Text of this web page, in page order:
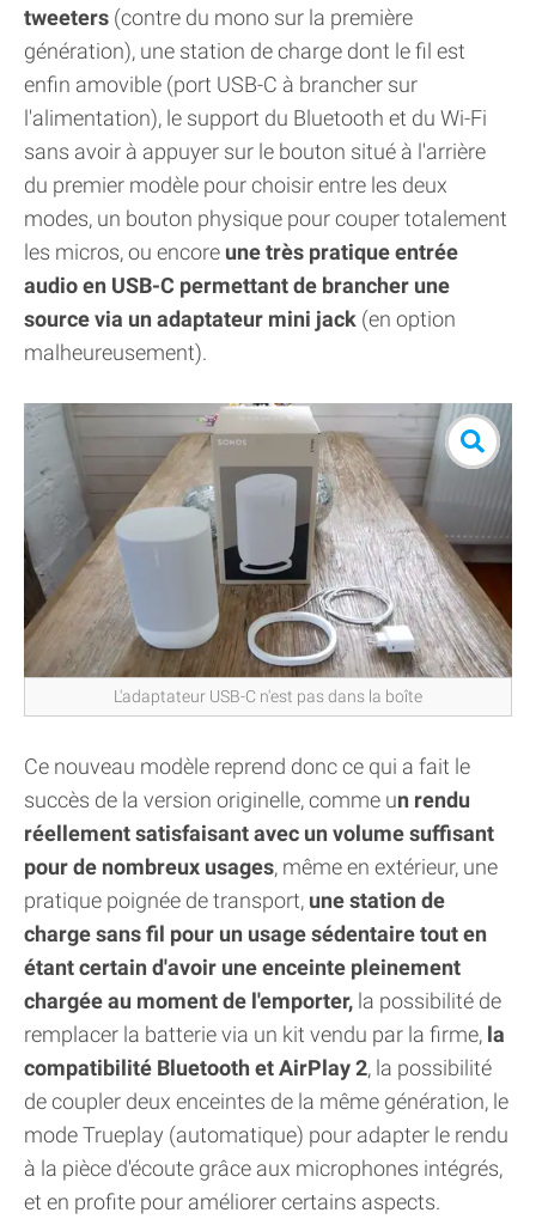
tweeters (contre du mono sur la première
génération), une station de charge dont le fil est
enfin amovible (port USB-C à brancher sur
l'alimentation), le support du Bluetooth et du Wi-Fi
sans avoir à appuyer sur le bouton situé à l'arrière
du premier modèle pour choisir entre les deux
modes, un bouton physique pour couper totalement
les micros, ou encore une très pratique entrée
audio en USB-C permettant de brancher une
source via un adaptateur mini jack (en option
malheureusement).
L'adaptateur USB-C n'est pas dans la boîte
Ce nouveau modèle reprend donc ce qui a fait le
succès de la version originelle, comme un rendu
réellement satisfaisant avec un volume suffisant
pour de nombreux usages, même en extérieur, une
pratique poignée de transport, une station de
charge sans fil pour un usage sédentaire tout en
étant certain d'avoir une enceinte pleinement
chargée au moment de l'emporter, la possibilité de
remplacer la batterie via un kit vendu par la firme, la
compatibilité Bluetooth et AirPlay 2, la possibilité
de coupler deux enceintes de la même génération, le
mode Trueplay (automatique) pour adapter le rendu
à la pièce d'écoute grâce aux microphones intégrés,
et en profite pour améliorer certains aspects.